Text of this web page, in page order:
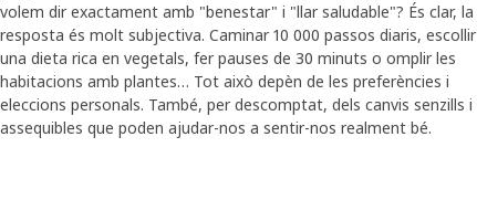
volem dir exactament amb "benestar" i "llar saludable"? És clar, la
resposta és molt subjectiva. Caminar 10 000 passos diaris, escollir
una dieta rica en vegetals, fer pauses de 30 minuts o omplir les
habitacions amb plantes… Tot això depèn de les preferències i
eleccions personals. També, per descomptat, dels canvis senzills i
assequibles que poden ajudar-nos a sentir-nos realment bé.